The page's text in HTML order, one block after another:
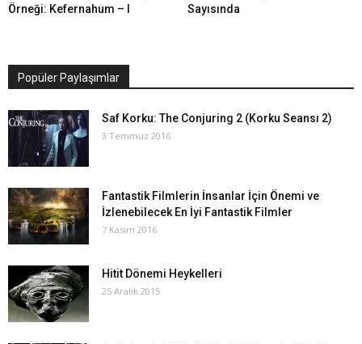
Örneği: Kefernahum – I
Sayısında
Popüler Paylaşımlar
Saf Korku: The Conjuring 2 (Korku Seansı 2)
3 Temmuz 2016
Fantastik Filmlerin İnsanlar İçin Önemi ve
İzlenebilecek En İyi Fantastik Filmler
7 Kasım 2016
Hitit Dönemi Heykelleri
25 Aralık 2015